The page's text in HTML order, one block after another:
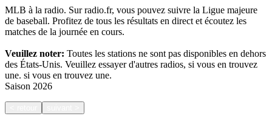
MLB à la radio. Sur radio.fr, vous pouvez suivre la Ligue majeure
de baseball. Profitez de tous les résultats en direct et écoutez les
matches de la journée en cours.
Veuillez noter: Toutes les stations ne sont pas disponibles en dehors
des États-Unis. Veuillez essayer d'autres radios, si vous en trouvez
une. si vous en trouvez une.
Saison 2026